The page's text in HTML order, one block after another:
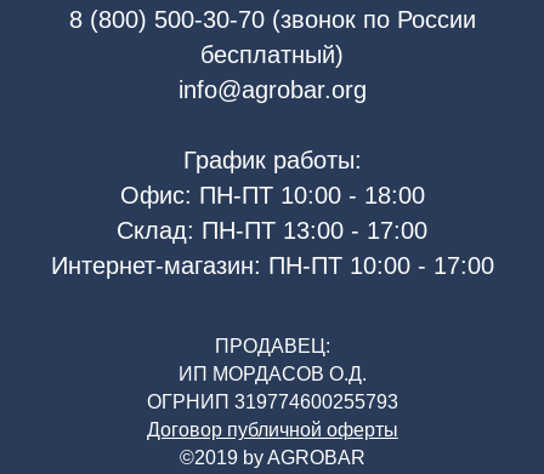
8 (800) 500-30-70 (звонок по России
бесплатный)
info@agrobar.org
График работы:
Офис: ПН-ПТ 10:00 - 18:00
Склад: ПН-ПТ 13:00 - 17:00
Интернет-магазин: ПН-ПТ 10:00 - 17:00
ПРОДАВЕЦ:
ИП МОРДАСОВ О.Д.
ОГРНИП 319774600255793
Договор публичной оферты
©2019 by AGROBAR